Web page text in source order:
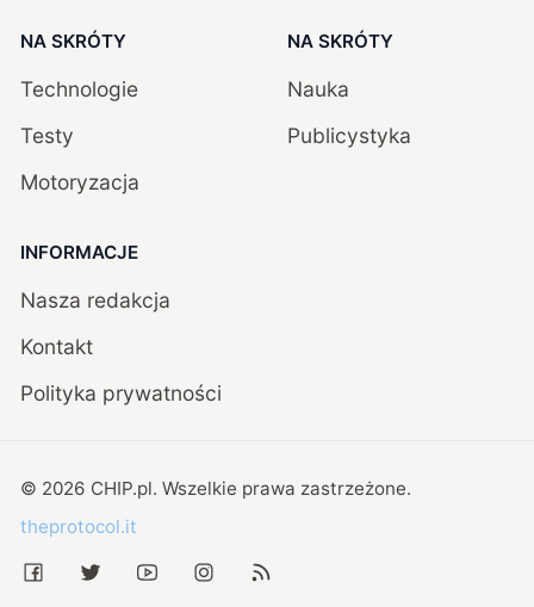
NA SKRÓTY
Technologie
Testy
Motoryzacja
NA SKRÓTY
Nauka
Publicystyka
INFORMACJE
Nasza redakcja
Kontakt
Polityka prywatności
© 2026 CHIP.pl. Wszelkie prawa zastrzeżone.
theprotocol.it